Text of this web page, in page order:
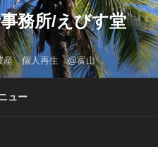
務所/えびす堂
個人再生 @富山
ュー